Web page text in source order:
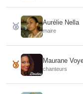
🥈 Aurélie Nella
maire
🥉 Maurane
chanteurs